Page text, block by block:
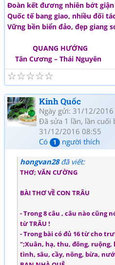
Đoàn kết đương nhiên bớt
Quốc tế bang giao, nhiều đối
Vững bền biển đảo, đẹp giang
QUANG HƯỚNG
Tân Cương – Thái Nguyên
☆
☆
☆
☆
☆
Kinh Quốc
Ngày gửi: 31/12/2016
Đã sửa 1 lần, lần cuối
31/12/2016 08:55
Có
1 người thích
hongvan28đã viết:
THƠ; VĂN CƯỜNG
BÀI THƠ VỀ CON TRÂU
- Trong 8 câu , câu nào cũng
từ TRÂU !
- Trong bài có đủ 16 từ cho
";Xuân, hạ, thu, đông, ruộng,
tình, sâu, cầy, nông, bừa,